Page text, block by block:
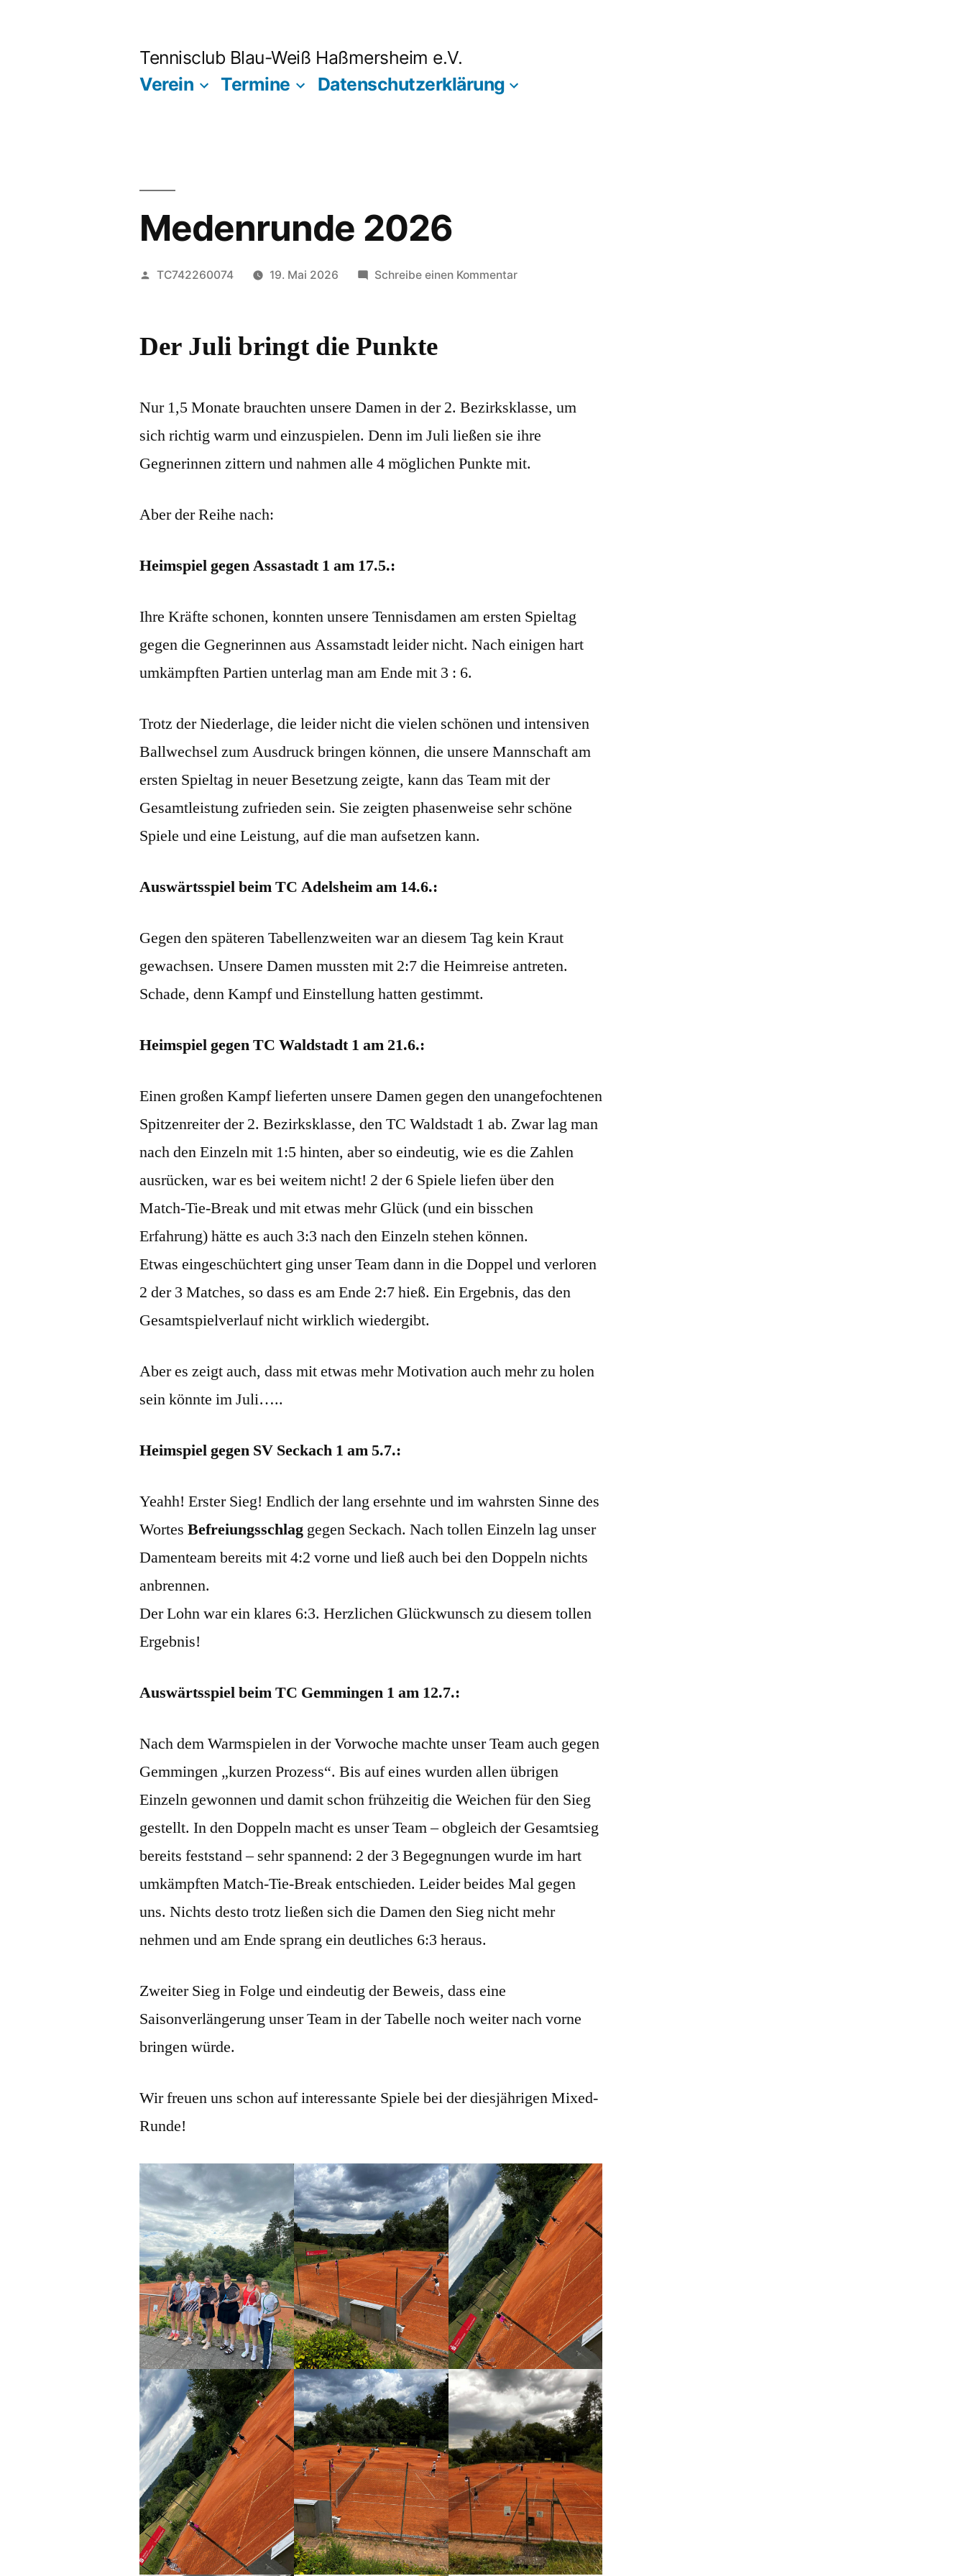
Tennisclub Blau-Weiß Haßmersheim e.V.
Verein
Termine Datenschutzerklärung
Medenrunde 2026
Veröffentlicht
TC742260074 19. Mai 2026 Schreibe einen Kommentarzu
Der Juli bringt die Punkte
Nur 1,5 Monate brauchten unsere Damen in der 2. Bezirksklasse, um
sich richtig warm und einzuspielen. Denn im Juli ließen sie ihre
Gegnerinnen zittern und nahmen alle 4 möglichen Punkte mit.
Aber der Reihe nach:
Heimspiel gegen Assastadt 1 am 17.5.:
Ihre Kräfte schonen, konnten unsere Tennisdamen am ersten Spieltag
gegen die Gegnerinnen aus Assamstadt leider nicht. Nach einigen hart
umkämpften Partien unterlag man am Ende mit 3 : 6.
Trotz der Niederlage, die leider nicht die vielen schönen und intensiven
Ballwechsel zum Ausdruck bringen können, die unsere Mannschaft am
ersten Spieltag in neuer Besetzung zeigte, kann das Team mit der
Gesamtleistung zufrieden sein. Sie zeigten phasenweise sehr schöne
Spiele und eine Leistung, auf die man aufsetzen kann.
Auswärtsspiel beim TC Adelsheim am 14.6.:
Gegen den späteren Tabellenzweiten war an diesem Tag kein Kraut
gewachsen. Unsere Damen mussten mit 2:7 die Heimreise antreten.
Schade, denn Kampf und Einstellung hatten gestimmt.
Heimspiel gegen TC Waldstadt 1 am 21.6.:
Einen großen Kampf lieferten unsere Damen gegen den unangefochtenen
Spitzenreiter der 2. Bezirksklasse, den TC Waldstadt 1 ab. Zwar lag man
nach den Einzeln mit 1:5 hinten, aber so eindeutig, wie es die Zahlen
ausrücken, war es bei weitem nicht! 2 der 6 Spiele liefen über den
Match-Tie-Break und mit etwas mehr Glück (und ein bisschen
Erfahrung) hätte es auch 3:3 nach den Einzeln stehen können.
Etwas eingeschüchtert ging unser Team dann in die Doppel und verloren
2 der 3 Matches, so dass es am Ende 2:7 hieß. Ein Ergebnis, das den
Gesamtspielverlauf nicht wirklich wiedergibt.
Aber es zeigt auch, dass mit etwas mehr Motivation auch mehr zu holen
sein könnte im Juli…..
Heimspiel gegen SV Seckach 1 am 5.7.:
Yeahh! Erster Sieg! Endlich der lang ersehnte und im wahrsten Sinne des
WortesBefreiungsschlag gegen Seckach. Nach tollen Einzeln lag unser
Damenteam bereits mit 4:2 vorne und ließ auch bei den Doppeln nichts
anbrennen.
Der Lohn war ein klares 6:3. Herzlichen Glückwunsch zu diesem tollen
Ergebnis!
Auswärtsspiel beim TC Gemmingen 1 am 12.7.:
Nach dem Warmspielen in der Vorwoche machte unser Team auch gegen
Gemmingen „kurzen Prozess“. Bis auf eines wurden allen übrigen
Einzeln gewonnen und damit schon frühzeitig die Weichen für den Sieg
gestellt. In den Doppeln macht es unser Team – obgleich der Gesamtsieg
bereits feststand – sehr spannend: 2 der 3 Begegnungen wurde im hart
umkämpften Match-Tie-Break entschieden. Leider beides Mal gegen
uns. Nichts desto trotz ließen sich die Damen den Sieg nicht mehr
nehmen und am Ende sprang ein deutliches 6:3 heraus.
Zweiter Sieg in Folge und eindeutig der Beweis, dass eine
Saisonverlängerung unser Team in der Tabelle noch weiter nach vorne
bringen würde.
Wir freuen uns schon auf interessante Spiele bei der diesjährigen Mixed-
Runde!